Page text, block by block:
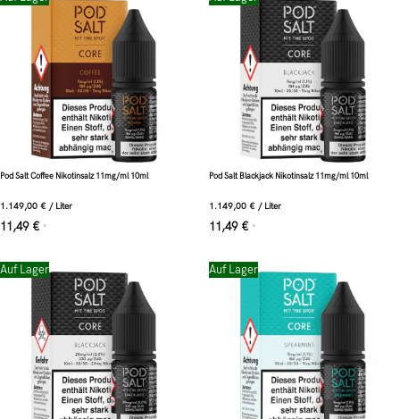
Pod Salt Coffee Nikotinsalz 11mg/ml 10ml
1.149,00 € / Liter
11,49 € *
Pod Salt Blackjack Nikotinsalz 11mg/ml 10ml
1.149,00 € / Liter
11,49 € *
Auf Lager Auf Lager